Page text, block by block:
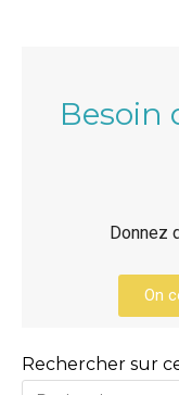
Besoin
Donnez
On
Rechercher sur